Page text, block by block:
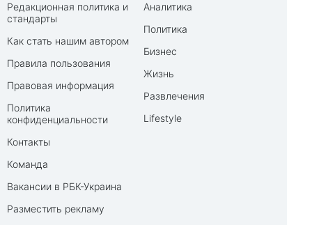
Редакционная политика и
стандарты
Как стать нашим автором
Правила пользования
Правовая информация
Политика
конфиденциальности
Контакты
Команда
Вакансии в РБК-Украина
Разместить рекламу
Аналитика
Политика
Бизнес
Жизнь
Развлечения
Lifestyle